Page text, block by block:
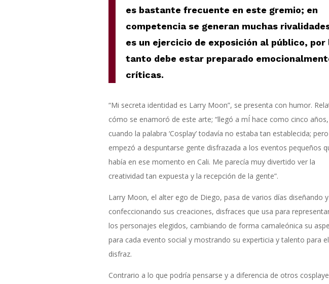
es bastante frecuente en este gremio; en
competencia se generan muchas
es un ejercicio de exposición al público, por
tanto debe estar preparado
críticas.
“Mi secreta identidad es Larry Moon”, se presenta con humor.
cómo se enamoró de este arte; “llegó a mÍ hace como cinco años,
cuando la palabra ‘Cosplay’ todavía no estaba tan establecida; pero
empezó a despuntarse gente disfrazada a los eventos pequeños
había en ese momento en Cali. Me parecía muy divertido ver la
creatividad tan expuesta y la recepción de la gente”.
Larry Moon, el alter ego de Diego, pasa de varios días diseñando y
confeccionando sus creaciones, disfraces que usa para
los personajes elegidos, cambiando de forma camaleónica su
para cada evento social y mostrando su experticia y talento para el
disfraz.
Contrario a lo que podría pensarse y a diferencia de otros